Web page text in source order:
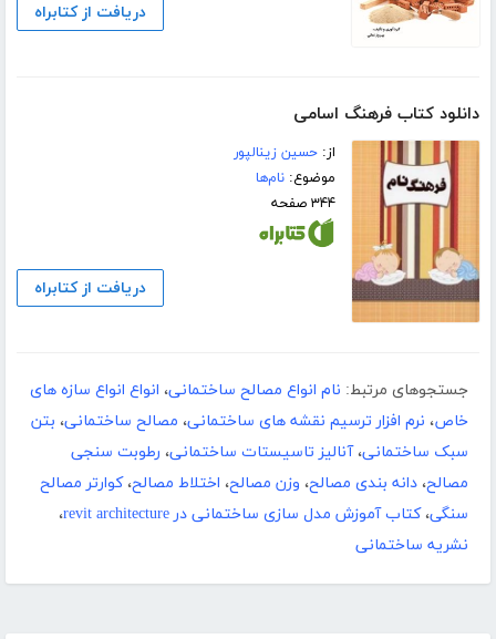
دریافت از کتابراه
دانلود کتاب فرهنگ اسامی
از:حسین زینالپور
موضوع:نام‌ها
۳۴۴ صفحه
دریافت از کتابراه
جستجوهای مرتبط: نام انواع مصالح ساختمانی، انواع انواع سازه های
خاص، نرم افزار ترسیم نقشه های ساختمانی، مصالح ساختمانی، بتن
سبک ساختمانی،آنالیز تاسیستات ساختمانی، رطوبت سنجی
مصالح، دانه بندی مصالح، وزن مصالح، اختلاط مصالح،کوارتر مصالح
سنگی،کتاب آموزش مدل سازی ساختمانی در revit architecture
،
نشریه ساختمانی